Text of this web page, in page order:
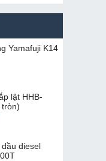
Yamafuji K14
lật HHB-
diesel